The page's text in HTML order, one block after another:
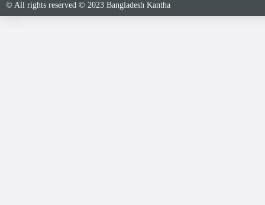
© All rights reserved © 2023 Bangladesh Kantha